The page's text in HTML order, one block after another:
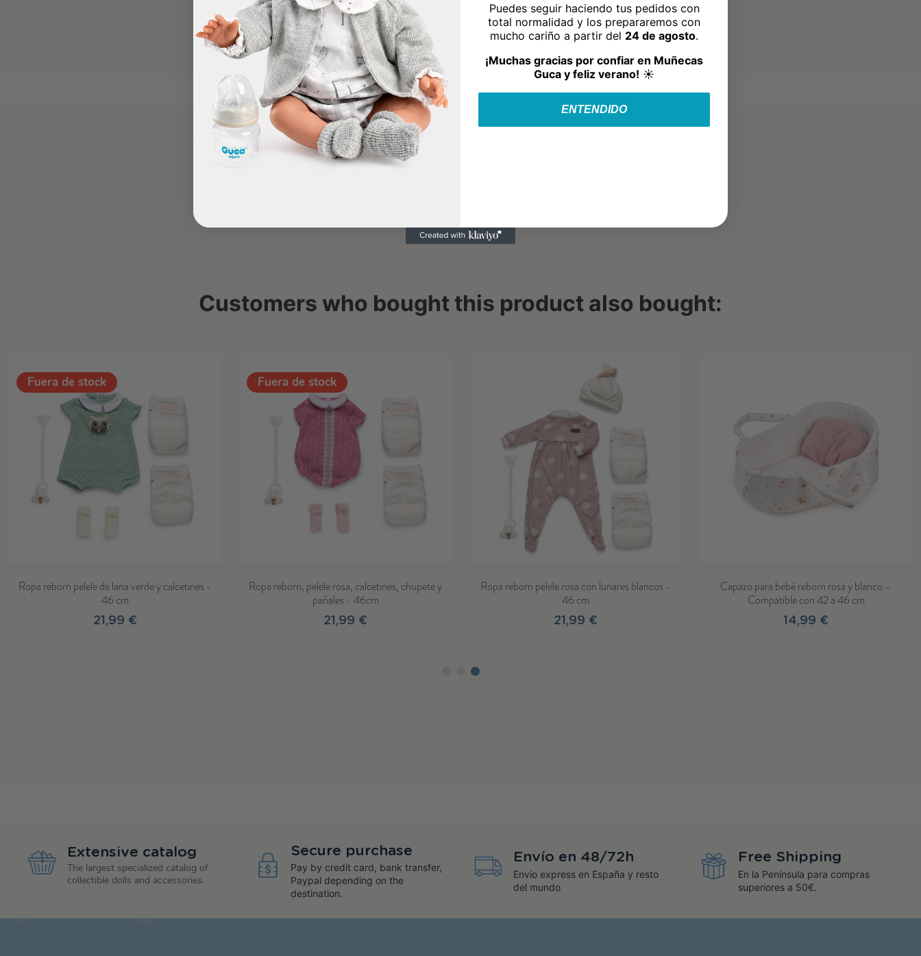
Customers who bought this product also bought:
Ropa reborn, vestido, braguita y capota gris de
estrellas - 46cm
30,99 €
Conjunto rosa para muñecos Reborn de 46 cm
– Pelele, rebeca, gorro, manoplas y peucos
30,99 €
Conjunto vestido de rayas azul con chaqueta,
gorro y calcetines terracota para muñecos...
30,99 €
Jersey y polaina beig, chupete y pañales -
cm
21,99 €
Extensive catalog
The largest specialized catalog of
collectible dolls and accessories.
Secure purchase
Pay by credit card, bank transfer,
Paypal depending on the
destination.
Envío en 48/72h
Envio express en España y resto
del mundo
Free Shipping
En la Península para compras
superiores a 50€.
Puedes seguir haciendo tus pedidos con
total normalidad y los prepararemos con
mucho cariño a partir del 24 de agosto.
¡Muchas gracias por confiar en Muñecas
Guca y feliz verano! ☀️
ENTENDIDO